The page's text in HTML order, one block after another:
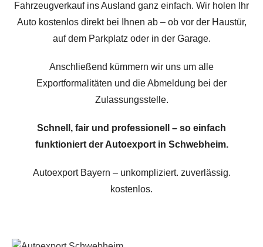
Fahrzeugverkauf ins Ausland ganz einfach. Wir holen Ihr
Auto kostenlos direkt bei Ihnen ab – ob vor der Haustür,
auf dem Parkplatz oder in der Garage.
Anschließend kümmern wir uns um alle
Exportformalitäten und die Abmeldung bei der
Zulassungsstelle.
Schnell, fair und professionell – so einfach
funktioniert der Autoexport in Schwebheim.
Autoexport Bayern – unkompliziert. zuverlässig.
kostenlos.